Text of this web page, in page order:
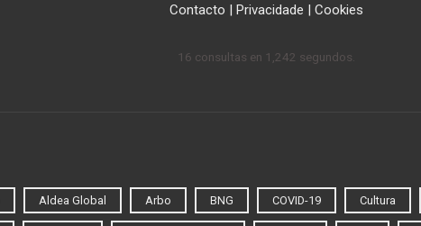
Contacto | Privacidade | Cookies
16 consultas en 1,242 segundos.
Aldea Global Arbo BNG COVID-19 Cultura